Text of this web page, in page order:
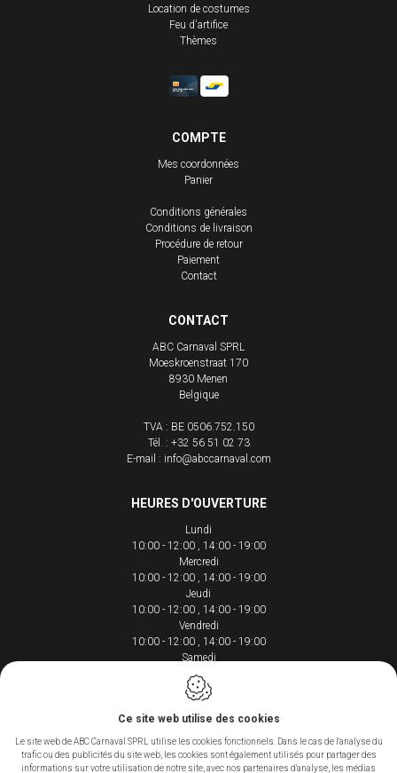
Location de costumes
Feu d'artifice
Thèmes
COMPTE
Mes coordonnées
Panier
Conditions générales
Conditions de livraison
Procédure de retour
Paiement
Contact
CONTACT
ABC Carnaval SPRL
Moeskroenstraat 170
8930 Menen
Belgique
TVA : BE 0506.752.150
Tél. : +32 56 51 02 73
E-mail : info@abccarnaval.com
HEURES D'OUVERTURE
Lundi
10:00 - 12:00
14:00 - 19:00
Mercredi
10:00 - 12:00
14:00 - 19:00
Jeudi
10:00 - 12:00
14:00 - 19:00
Vendredi
10:00 - 12:00
14:00 - 19:00
Samedi
10:00 - 12:00
14:00 - 18:00
Conception du site web par IDcreation 2020
Ce site web utilise des cookies
Le site web de ABC Carnaval SPRL utilise les cookies fonctionnels. Dans le cas de l'analyse du
trafic ou des publicités du site web, les cookies sont également utilisés pour partager des
informations sur votre utilisation de notre site, avec nos partenaires d'analyse, les médias